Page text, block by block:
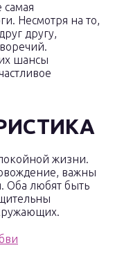
самая
Несмотря на то,
другу,
шансы
жизни.
важны
Оба любят быть